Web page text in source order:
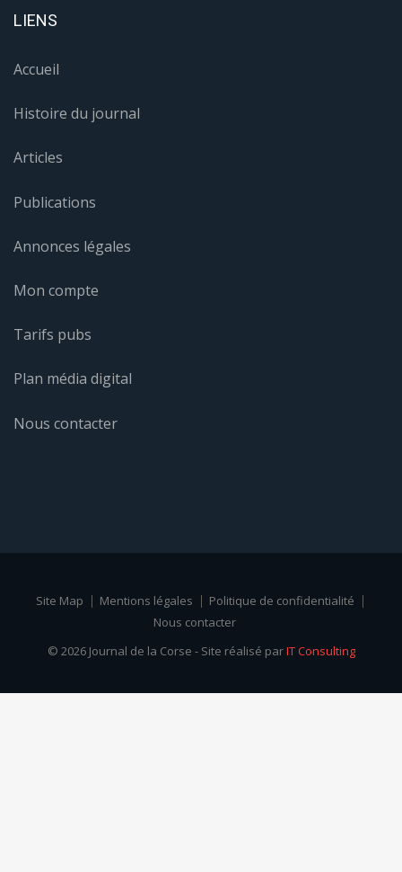
LIENS
Accueil
Histoire du journal
Articles
Publications
Annonces légales
Mon compte
Tarifs pubs
Plan média digital
Nous contacter
Site Map Mentions légales
Politique de confidentialité
Nous contacter
© 2026 Journal de la Corse - Site réalisé parIT Consulting